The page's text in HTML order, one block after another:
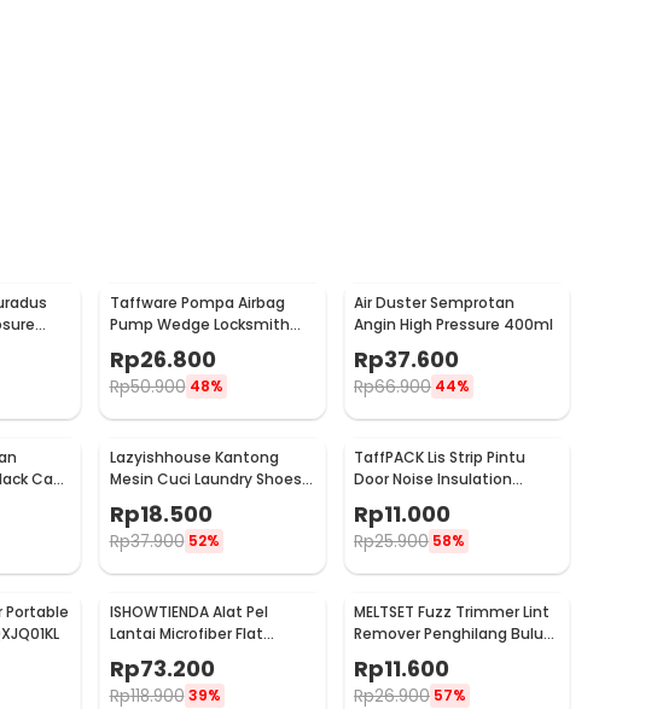
-
Taffware Pompa Airbag
Pump Wedge Locksmith
Tools Size L
Rp26.800
Rp50.900 48%
Air Duster Semprotan
Angin High Pressure 400ml
Rp37.600
Rp66.900 44%
Cat
Lazyishhouse Kantong
Mesin Cuci Laundry Shoes
Washing Mesh Bag - 62319
Rp18.500
Rp37.900 52%
TaffPACK Lis Strip Pintu
Door Noise Insulation
Rp11.000
Rp25.900 58%
Portable
ISHOWTIENDA Alat Pel
Lantai Microfiber Flat
Flexible Head with Bucket -
FMI60
Rp73.200
Rp118.900 39%
MELTSET Fuzz Trimmer Lint
Remover Penghilang Bulu
Serat Kain - CV8805
Rp11.600
Rp26.900 57%